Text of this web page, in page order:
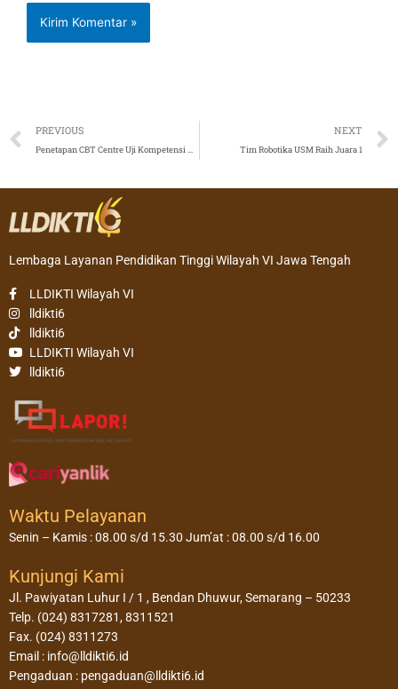
Prev
PREVIOUS
Penetapan CBT Centre Uji Kompetensi Nasional Mahasiswa Bidang Kesehatan Periode 17 – 19 Oktober 2020
NEXT
Tim Robotika USM Raih Juara 1
Lembaga Layanan Pendidikan Tinggi Wilayah VI Jawa Tengah
LLDIKTI Wilayah VI
lldikti6
lldikti6
LLDIKTI Wilayah VI
lldikti6
Waktu Pelayanan
Senin – Kamis : 08.00 s/d 15.30 Jum’at : 08.00 s/d 16.00
Kunjungi Kami
Jl. Pawiyatan Luhur I / 1 , Bendan Dhuwur, Semarang – 50233
Telp. (024) 8317281, 8311521
Fax. (024) 8311273
Email : info@lldikti6.id
Pengaduan : pengaduan@lldikti6.id